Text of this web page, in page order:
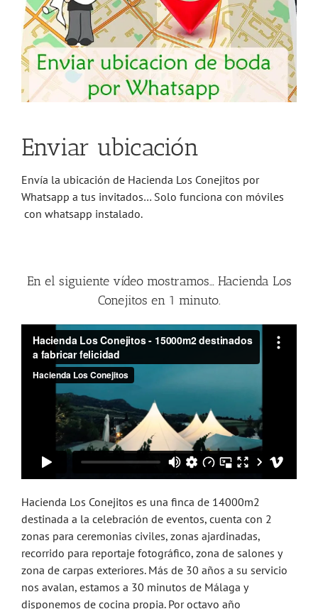
Enviar ubicación
Envía la ubicación de Hacienda Los Conejitos por
Whatsapp a tus invitados… Solo funciona con móviles
con whatsapp instalado.
En el siguiente vídeo mostramos… Hacienda Los
Conejitos en 1 minuto.
Hacienda Los Conejitos es una finca de 14000m2
destinada a la celebración de eventos, cuenta con 2
zonas para ceremonias civiles, zonas ajardinadas,
recorrido para reportaje fotográfico, zona de salones y
zona de carpas exteriores. Más de 30 años a su servicio
nos avalan, estamos a 30 minutos de Málaga y
disponemos de cocina propia. Por octavo año